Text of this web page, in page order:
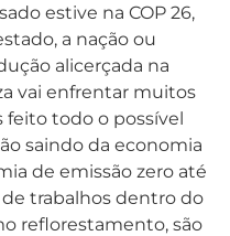
estive na COP 26,
a nação ou
alicerçada na
vai enfrentar muitos
feito todo o possível
saindo da economia
de emissão zero até
trabalhos dentro do
reflorestamento, são